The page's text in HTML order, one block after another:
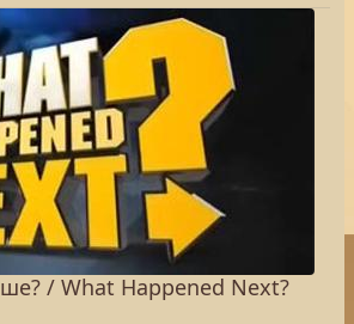
/ What Happened Next?